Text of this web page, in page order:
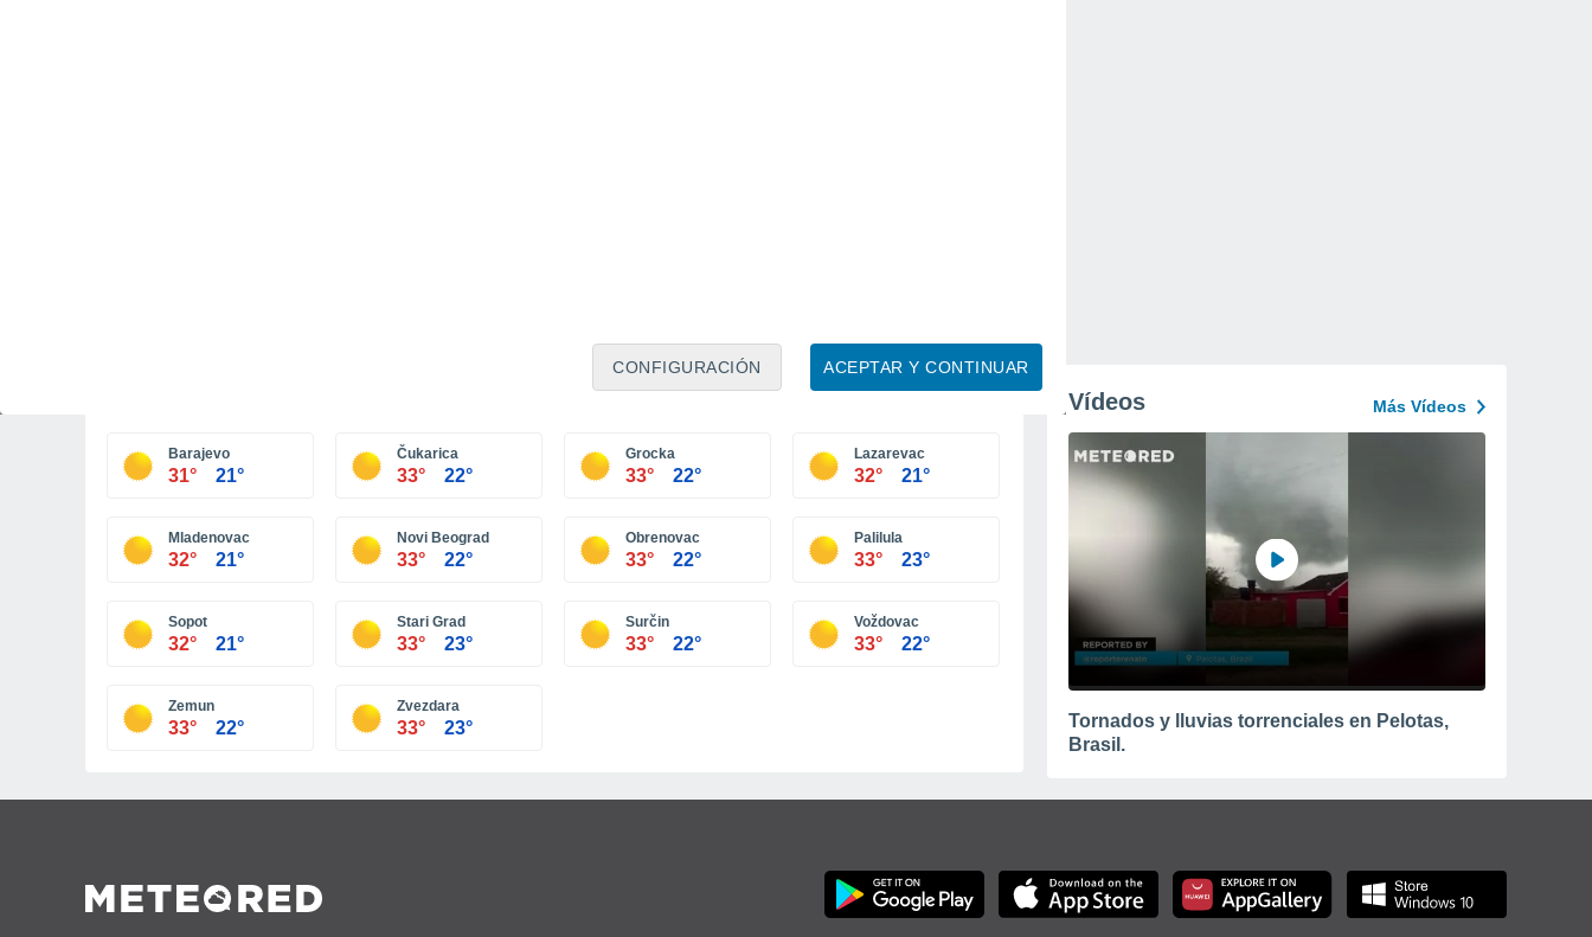
ACEPTAR Y CONTINUAR
CONFIGURACIÓN
Barajevo
31° 21°
Čukarica
33° 22°
Grocka
33° 22°
Lazarevac
32° 21°
Mladenovac
32° 21°
Novi Beograd
33° 22°
Obrenovac
33° 22°
Palilula
33° 23°
Sopot
32° 21°
Stari Grad
33° 23°
Surčin
33° 22°
Voždovac
33° 22°
Zemun
33° 22°
Zvezdara
33° 23°
Vídeos Más Vídeos
Tornados y lluvias torrenciales en Pelotas,
Brasil.